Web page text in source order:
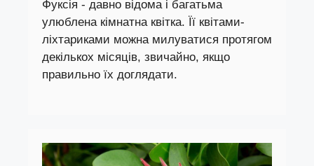
Фуксія - давно відома і багатьма
улюблена кімнатна квітка. Її квітами-
ліхтариками можна милуватися протягом
декількох місяців, звичайно, якщо
правильно їх доглядати.